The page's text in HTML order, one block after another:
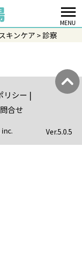
MENU
キンケア 診察
リシー
合せ
Ver.5.0.5